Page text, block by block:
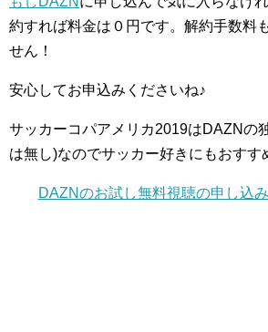
約すれば料金は０円です。解約手数料
せん！
安心してお申込みくださいね♪
サッカーコパアメリカ2019はDAZNの
は無し)なのでサッカー好きにもおすす
DAZNのお試し無料視聴の申し込